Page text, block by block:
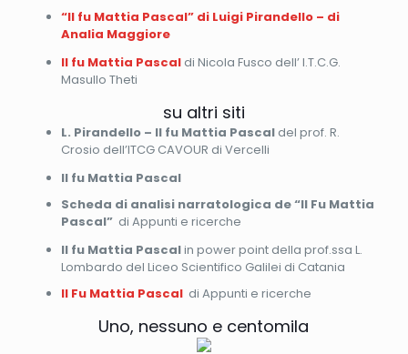
“Il fu Mattia Pascal” di Luigi Pirandello – di
Analia Maggiore
Il fu Mattia Pascaldi Nicola Fusco dell’ I.T.C.G.
Masullo Theti
su altri siti
L. Pirandello – Il fu Mattia Pascaldel prof. R.
Crosio dell’ITCG CAVOUR di Vercelli
Il fu Mattia Pascal
Scheda di analisi narratologica de “Il Fu Mattia
Pascal” di Appunti e ricerche
Il fu Mattia Pascalin power point della prof.ssa L.
Lombardo del Liceo Scientifico Galilei di Catania
Il Fu Mattia Pascal di Appunti e ricerche
Uno, nessuno e centomila